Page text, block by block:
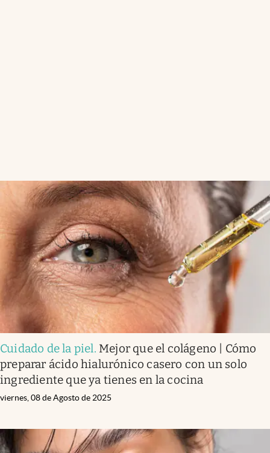
Cuidado de la piel. Mejor que el colágeno | Cómo
preparar ácido hialurónico casero con un solo
ingrediente que ya tienes en la cocina
viernes, 08 de Agosto de 2025